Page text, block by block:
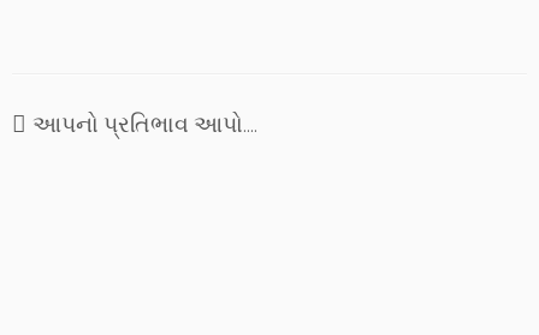
અલગ વિષય છે, માટે ફક્ત પદ્ય
કહીશું. રાધાના કા'ન પ્રત્યેના…
આપનો પ્રતિભાવ આપો....